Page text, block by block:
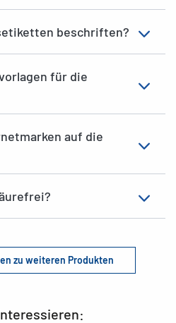
beschriften?
für die
auf die
zu weiteren Produkten